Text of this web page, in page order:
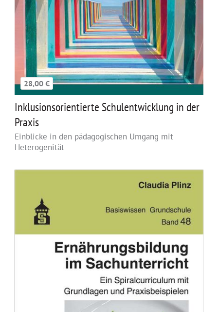
28,00 €
Inklusionsorientierte Schulentwicklung in der
Praxis
Einblicke in den pädagogischen Umgang mit
Heterogenität